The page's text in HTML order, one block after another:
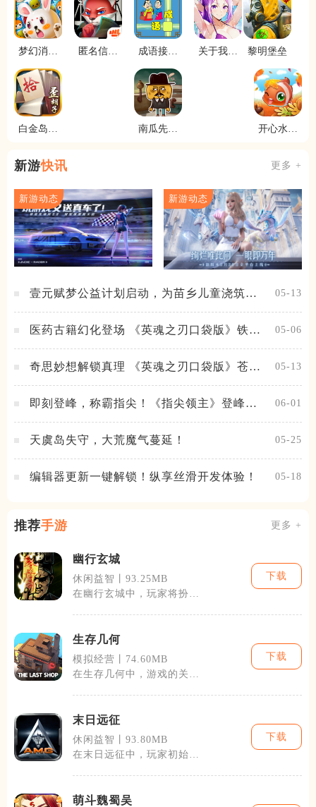
梦幻消消
匿名信审
成语接龙
关于我转
黎明堡垒
白金岛歪
南瓜先生
开心水族
新游快讯 更多 +
新游动态 新游动态
壹元赋梦公益计划启动，为苗乡儿童浇筑梦
05-13
医药古籍幻化登场 《英魂之刃口袋版》铁扇
05-06
奇思妙想解锁真理 《英魂之刃口袋版》苍天
05-13
即刻登峰，称霸指尖！《指尖领主》登峰测
06-01
天虞岛失守，大荒魔气蔓延！ 05-25
编辑器更新一键解锁！纵享丝滑开发体验！ 05-18
推荐手游 更多 +
幽行玄城
休闲益智丨93.25MB
在幽行玄城中，玩家将扮演
下载
生存几何
模拟经营丨74.60MB
在生存几何中，游戏的关卡
下载
末日远征
休闲益智丨93.80MB
在末日远征中，玩家初始将
下载
萌斗魏蜀吴